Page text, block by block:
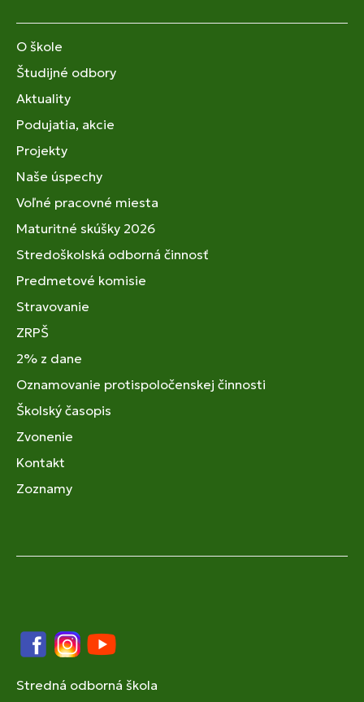
O škole
Študijné odbory
Aktuality
Podujatia, akcie
Projekty
Naše úspechy
Voľné pracovné miesta
Maturitné skúšky 2026
Stredoškolská odborná činnosť
Predmetové komisie
Stravovanie
ZRPŠ
2% z dane
Oznamovanie protispoločenskej činnosti
Školský časopis
Zvonenie
Kontakt
Zoznamy
FacebookInstagram
YouTube
Stredná odborná škola